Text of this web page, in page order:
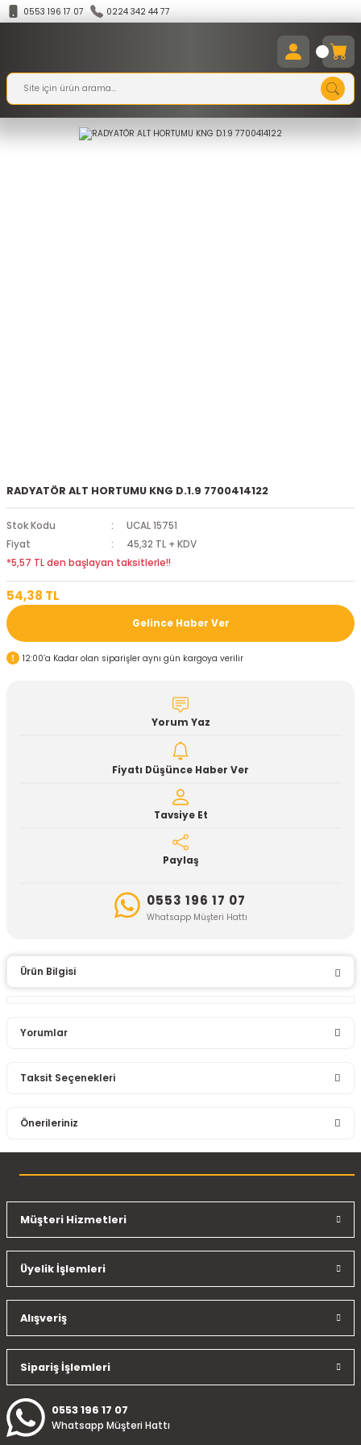
0553 196 17 07 0224 342 44 77
RADYATÖR ALT HORTUMU KNG D.1.9 7700414122
Stok Kodu
UCAL 15751
Fiyat
45,32 TL + KDV
*5,57 TL den başlayan taksitlerle!!
54,38 TL
Gelince Haber Ver
12:00’a Kadar olan siparişler aynı gün kargoya verilir
Yorum Yaz
Fiyatı Düşünce Haber Ver
Tavsiye Et
Paylaş
0553 196 17 07
Whatsapp Müşteri Hattı
Ürün Bilgisi
Yorumlar
Taksit Seçenekleri
Önerileriniz
konularda yetersiz gördüğünüz noktaları öneri formunu
Ürün resmi kalitesiz, bozuk veya görüntülenemiyor.
Ürün açıklamasında eksik bilgiler bulunuyor.
Ürün fiyatı diğer sitelerden daha pahalı.
Bu ürüne benzer farklı alternatifler olmalı.
Müşteri Hizmetleri
Üyelik İşlemleri
Alışveriş
Sipariş İşlemleri
0553 196 17 07
Whatsapp Müşteri Hattı